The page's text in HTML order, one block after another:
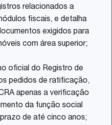
relacionados a
fiscais, e detalha
exigidos para
com área superior;
oficial do Registro de
pedidos de ratificação,
apenas a verificação
da função social
de até cinco anos;